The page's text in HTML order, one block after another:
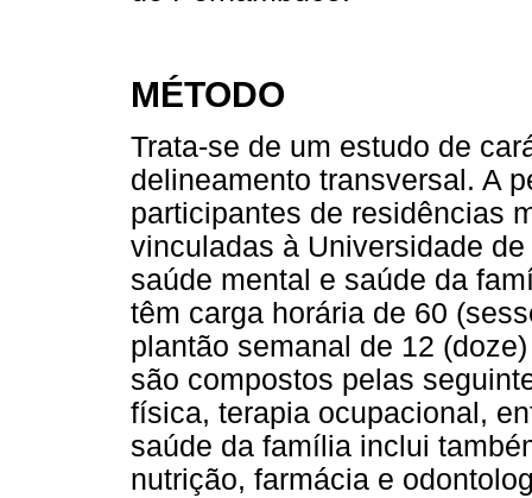
MÉTODO
Trata-se de um estudo de
delineamento transversal. A
participantes de residências
vinculadas à Universidade
saúde mental e saúde da
têm carga horária de 60
plantão semanal de 12
são compostos pelas
física, terapia ocupacional,
saúde da família inclui
nutrição, farmácia e